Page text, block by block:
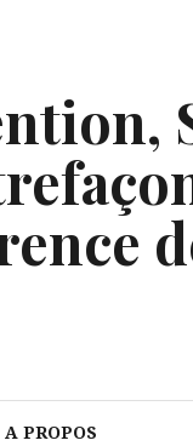
A PROPOS